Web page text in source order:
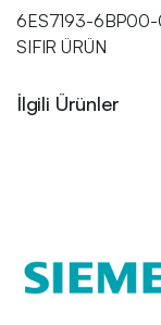
6ES7193-
SIFIR ÜRÜN
İlgili Ürünler